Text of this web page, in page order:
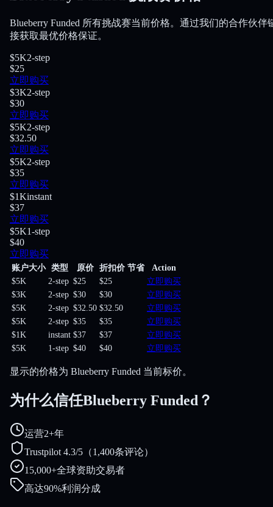
Blueberry Funded 所有挑战赛当前价格。通过我们的合作伙伴
接获取最优价格保证。
$5K2-step
$25
立即购买
$3K2-step
$30
立即购买
$5K2-step
$32.50
立即购买
$5K2-step
$35
立即购买
$1Kinstant
$37
立即购买
$5K1-step
$40
立即购买
账户大小 类型 原价 折扣价 节省
Action
$5K
2-step $25 $25
立即购买
$3K
2-step $30 $30
立即购买
$5K
2-step $32.50 $32.50
立即购买
$5K
2-step $35 $35
立即购买
$1K
instant $37 $37
立即购买
$5K
1-step $40 $40 立即购买
显示的价格为 Blueberry Funded 当前标价。
为什么信任Blueberry Funded？
运营2+年
Trustpilot 4.3/5（1,400条评论）
15,000+全球资助交易者
高达90%利润分成